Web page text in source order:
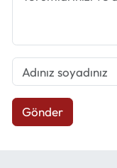
Gönder